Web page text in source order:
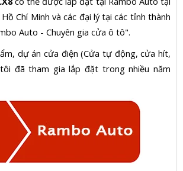
Chí Minh và các đại lý tại các tỉnh thành
Auto - Chuyên gia cửa ô tô".
dự án cửa điện (Cửa tự động, cửa hít,
đã tham gia lắp đặt trong nhiều năm